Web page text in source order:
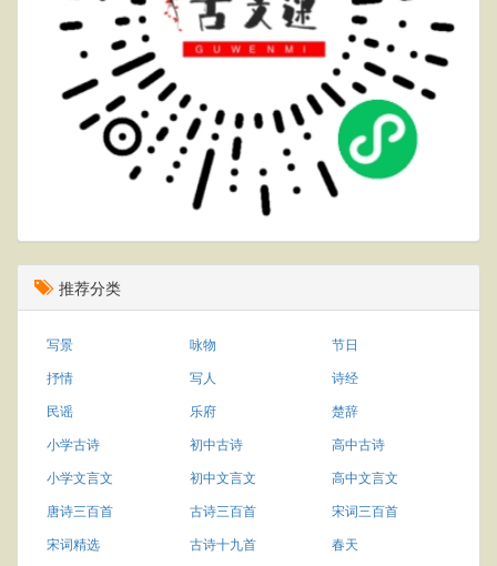
推荐分类
写景 咏物
节日
抒情
写人
诗经
民谣
乐府
楚辞
小学古诗
初中古诗
高中古诗
小学文言文
初中文言文
高中文言文
唐诗三百首
古诗三百首
宋词三百首
宋词精选
古诗十九首
春天